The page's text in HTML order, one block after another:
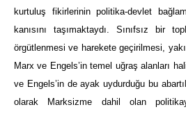
kurtuluş fikirlerinin politika-devlet
kanısını taşımaktaydı. Sınıfsız bir
örgütlenmesi ve harekete geçirilmesi,
Marx ve Engels’in temel uğraş alanları
ve Engels’in de ayak uydurduğu bu
olarak Marksizme dahil olan